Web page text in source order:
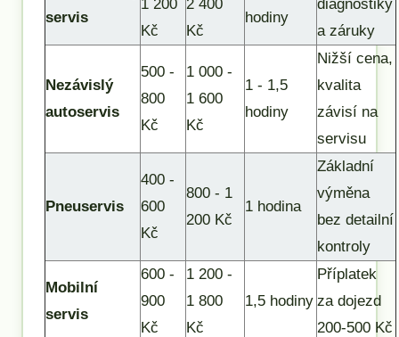
servis
1 200
Kč
2 400
Kč
hodiny
diagnostiky
a záruky
Nezávislý
autoservis
500 -
800
Kč
1 000 -
1 600
Kč
1 - 1,5
hodiny
Nižší cena,
kvalita
závisí na
servisu
Pneuservis
400 -
600
Kč
800 - 1
200 Kč
1 hodina
Základní
výměna
bez detailní
kontroly
Mobilní
servis
600 -
900
Kč
1 200 -
1 800
Kč
1,5 hodiny
Příplatek
za dojezd
200-500 Kč